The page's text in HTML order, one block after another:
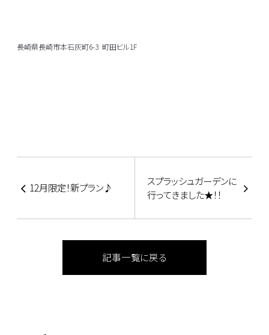
長崎県長崎市本石灰町6-3 町田ビル1F
12月限定！新プラン♪
スプラッシュガーデンに
行ってきました★！！
記事一覧に戻る